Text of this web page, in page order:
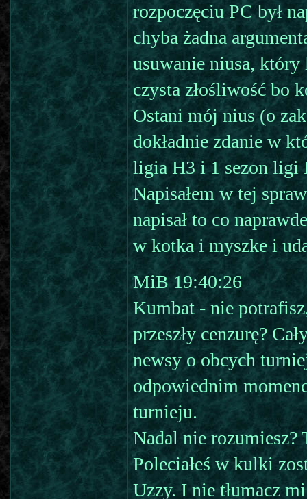
rozpoczęciu PC był
chyba żadna
usuwanie niusa,
czysta złośliwość bo
Ostani mój nius (o
dokładnie zdanie w
ligia H3 i 1 sezon ligi
Napisałem w tej
napisał to co
w kotka i myszke i
MiB 19:40:26
Kumbat - nie
przeszły cenzurę?
newsy o obcych
odpowiednim
turnieju.
Nadal nie rozumiesz?
Poleciałeś w kulki
Uzzy. I nie tłumacz